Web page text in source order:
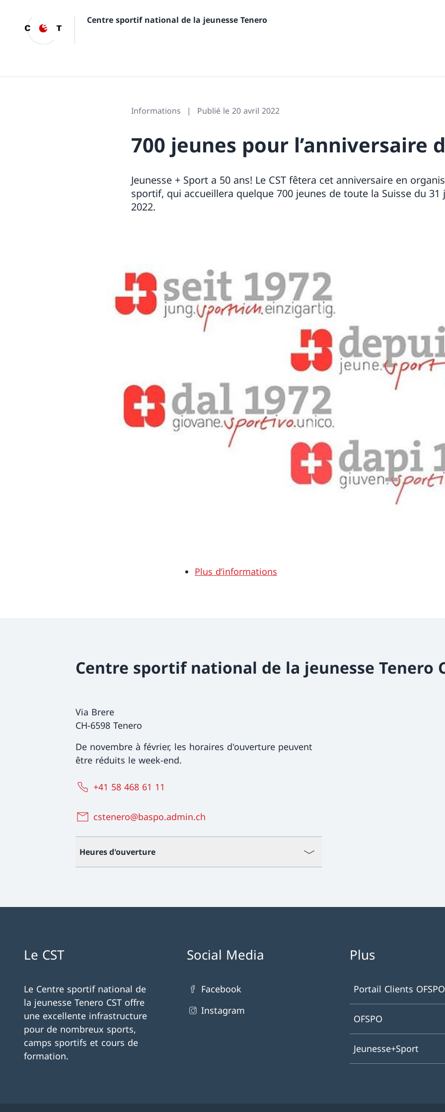
Centre sportif national de la jeunesse Tenero
Informations Publié le 20 avril 2022
700 jeunes pour l’anniversaire
Jeunesse + Sport a 50 ans! Le CST fêtera cet anniversaire en
sportif, qui accueillera quelque 700 jeunes de toute la Suisse du
2022.
Plus d’informations
Centre sportif national de la jeunesse Tenero
Via Brere
CH-6598 Tenero
De novembre à février, les horaires d'ouverture peuvent
être réduits le week-end.
+41 58 468 61 11
cstenero@baspo.admin.ch
Heures d'ouverture
Le CST
Le Centre sportif national de
la jeunesse Tenero CST offre
une excellente infrastructure
pour de nombreux sports,
camps sportifs et cours de
formation.
Social Media
Facebook
Instagram
Plus
Portail Clients OFSPO
OFSPO
Jeunesse+Sport